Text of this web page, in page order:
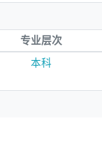
专业层次
本科